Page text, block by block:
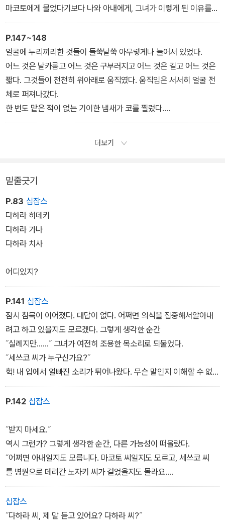
마코토에게 물었다기보다 나와 아내에게, 그녀가 이렇게 된 이유를
설명하는 것처럼 들렸다.
노자키의 눈을 보고 마코토가 보일 듯 말 듯 머리를 끄덕였다. ‘그
것’을 느낀 것이다.
그녀는 알아냈다. 영감인지 육감인지는 모르겠지만 자신의 능력으로
‘그것’의 존재를 확실히 인식했다.
그런데 왜 지금 이 순간에……?
P.147~148
얼굴에 누리끼리한 것들이 들쑥날쑥 아무렇게나 늘어서 있었다.
어느 것은 날카롭고 어느 것은 구부러지고 어느 것은 길고 어느 것은
짧다. 그것들이 천천히 위아래로 움직였다. 움직임은 서서히 얼굴 전
체로 퍼져나갔다.
한 번도 맡은 적이 없는 기이한 냄새가 코를 찔렀다.
무엇인가가 미끄덩미끄덩 움직였다.
더보기
밑줄긋기
P.83 십잡스
다하라 히데키
다하라 가나
다하라 치사
어디있지?
P.141 십잡스
잠시 침묵이 이어졌다. 대답이 없다. 어쩌면 의식을 집중해서알아내
려고 하고 있을지도 모르겠다. 그렇게 생각한 순간
˝실례지만..….˝ 그녀가 여전히 조용한 목소리로 되물었다.
˝세쓰코 씨가 누구신가요?˝
헉! 내 입에서 얼빠진 소리가 튀어나왔다. 무슨 말인지 이해할 수 없었
다. 세쓰코를 우리에게 소개해준 사람은 바로 그녀가 아닌가.
P.142 십잡스
˝받지 마세요.˝
역시 그런가? 그렇게 생각한 순간, 다른 가능성이 떠올랐다.
˝어쩌면 아내일지도 모릅니다. 마코토 씨일지도 모르고, 세쓰코 씨
를 병원으로 데려간 노자키 씨가 걸었을지도 몰라요.
이 스마트폰은 통화 중 대기를 할 수 없습니다. 일단 표시를 확인하
고….˝
˝그것이에요. 받지 마세요.˝
십잡스
˝다하라 씨, 제 말 듣고 있어요? 다하라 씨?˝